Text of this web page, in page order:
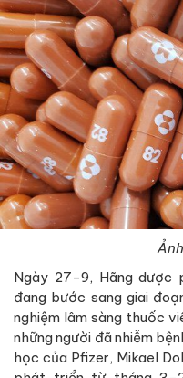
Ngày 27-9, Hãng dược
đang bước sang giai
nghiệm lâm sàng thuốc
những người đã nhiễm
học của Pfizer, Mikael